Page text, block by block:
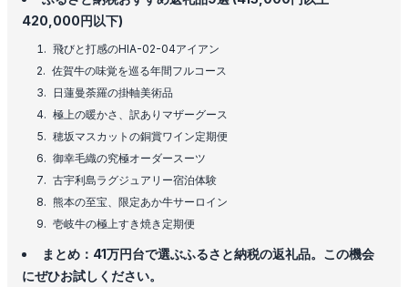
420,000円以下)
飛びと打感のHIA-02-04アイアン
佐賀牛の味覚を巡る年間フルコース
日蓮曼荼羅の掛軸美術品
極上の暖かさ、訳ありマザーグース
穂坂マスカットの銅賞ワイン定期便
御幸毛織の究極オーダースーツ
古宇利島ラグジュアリー宿泊体験
熊本の至宝、限定あか牛サーロイン
壱岐牛の極上すき焼き定期便
まとめ：41万円台で選ぶふるさと納税の返礼品。この機会
にぜひお試しください。